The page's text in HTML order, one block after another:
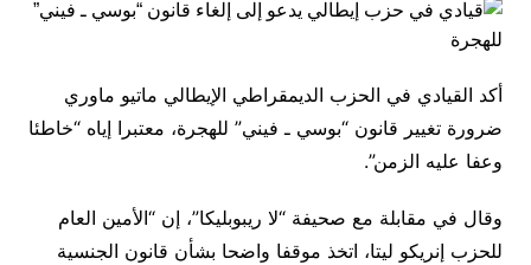
أكد القيادي في الحزب الديمقراطي الإيطالي ماتيو ماوري
ضرورة تغيير قانون “بوسي ـ فيني” للهجرة، معتبرا إياه “خاطئا
وعفا عليه الزمن”.
وقال في مقابلة مع صحيفة “لا ريبوبليكا”، إن “الأمين العام
للحزب إنريكو ليتا، اتخذ موقفا واضحا بشأن قانون الجنسية